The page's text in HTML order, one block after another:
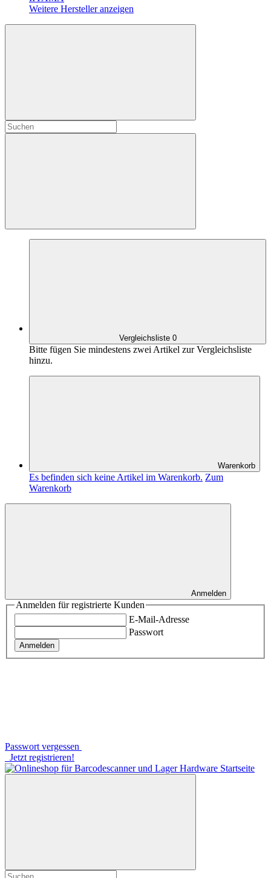
Weitere Hersteller anzeigen
Vergleichsliste 0
Bitte fügen Sie mindestens zwei Artikel zur Vergleichsliste
hinzu.
Warenkorb
Es befinden sich keine Artikel im Warenkorb. Zum
Warenkorb
Anmelden
Anmelden für registrierte Kunden
E-Mail-Adresse
Passwort
Anmelden
Passwort vergessen
Jetzt registrieren!